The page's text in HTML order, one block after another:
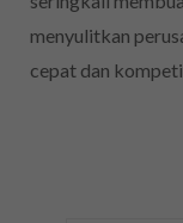
menyulitkan
cepat dan